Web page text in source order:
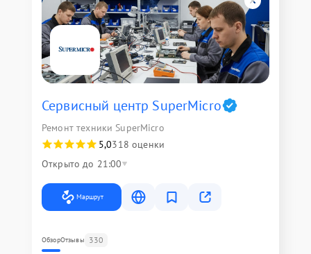
Сервисный центр SuperMicro
Ремонт техники SuperMicro
5,0318 оценки
Открыто до 21:00
Маршрут
ОбзорОтзывы 330